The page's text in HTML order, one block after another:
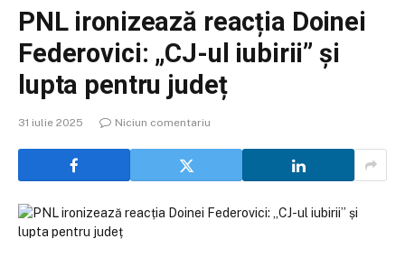
PNL ironizează reacția Doinei
Federovici: „CJ-ul iubirii” și
lupta pentru județ
31 iulie 2025 Niciun comentariu